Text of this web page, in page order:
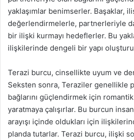
yaklaşımlar benimserler. Başaklar,
değerlendirmelerle, partnerleriyle
bir ilişki kurmayı hedeflerler. Bu
ilişkilerinde dengeli bir yapı
Terazi burcu, cinsellikte uyum ve
Seksten sonra, Teraziler genellikle
bağlarını güçlendirmek için
yaratmaya çalışırlar. Bu burcun
arayışı içinde oldukları için
planda tutarlar. Terazi burcu, ilişki